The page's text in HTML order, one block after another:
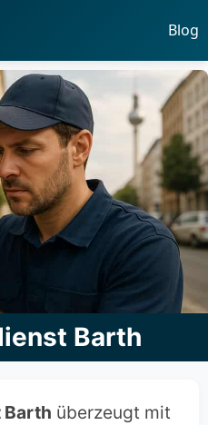
Blog
Barth
Barth überzeugt mit